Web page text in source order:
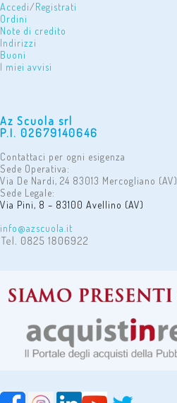
Accedi/Registrati
Ordini
Note di credito
Indirizzi
Buoni
I miei avvisi
Az Scuola srl
P.I. 02679140646
Contattaci per ogni esigenza
Sede Operativa:
Via De Nardi, 24 83013 Mercogliano (AV)
Sede Legale:
Via Pini, 8 – 83100 Avellino (AV)
info@azscuola.it